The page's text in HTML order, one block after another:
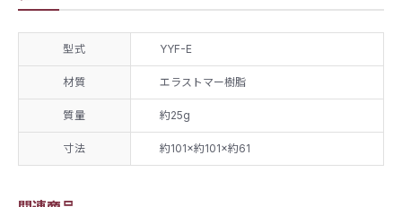
型式 YYF-E
材質 エラストマー樹脂
質量 約25g
寸法 約101×約101×約61